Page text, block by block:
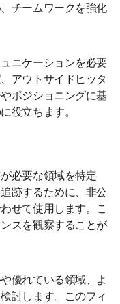
チームワークを強化
ニケーションを必要
アウトサイドヒッタ
ポジショニングに基
役立ちます。
必要な領域を特定
跡するために、非公
せて使用します。こ
スを観察することが
優れている領域、よ
討します。このフィ